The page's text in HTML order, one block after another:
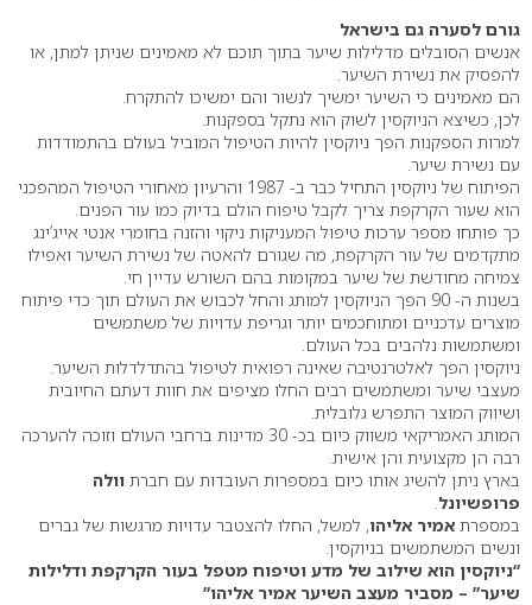
גורם לסערה גם בישראל
אנשים הסובלים מדלילות שיער בתוך תוכם לא מאמינים שניתן למתן, או
להפסיק את נשירת השיער.
הם מאמינים כי השיער ימשיך לנשור והם ימשיכו להתקרח.
לכן, כשיצא הניוקסין לשוק הוא נתקל בספקנות.
למרות הספקנות הפך ניוקסין להיות הטיפול המוביל בעולם בהתמודדות
עם נשירת שיער.
הפיתוח של ניוקסין התחיל כבר ב- 1987 והרעיון מאחורי הטיפול המהפכני
הוא שעור הקרקפת צריך לקבל טיפוח הולם בדיוק כמו עור הפנים.
כך פותחו מספר ערכות טיפול המעניקות ניקוי והזנה בחומרי אנטי אייג’ינג
מתקדמים של עור הקרקפת, מה שגורם להאטה של נשירת השיער ואפילו
צמיחה מחודשת של שיער במקומות בהם השורש עדיין חי.
בשנות ה- 90 הפך הניוקסין למותג והחל לכבוש את העולם תוך כדי פיתוח
מוצרים עדכניים ומתוחכמים יותר וגריפת עדויות של משתמשים
ומשתמשות נלהבים בכל העולם.
ניוקסין הפך לאלטרנטיבה שאינה רפואית לטיפול בהתדלדלות השיער.
מעצבי שיער ומשתמשים רבים החלו מציפים את חוות דעתם החיובית
ושיווק המוצר התפרש גלובלית.
המותג האמריקאי משווק כיום בכ- 30 מדינות ברחבי העולם וזוכה להערכה
רבה הן מקצועית והן אישית.
בארץ ניתן להשיג אותו כיום במספרות העובדות עם חברת וולה
פרופשיונל
במספרת אמיר אליהו, למשל, החלו להצטבר עדויות מרגשות של גברים
ונשים המשתמשים בניוקסין.
“ניוקסין הוא שילוב של מדע וטיפוח מטפל בעור הקרקפת ודלילות
שיער” – מסביר מעצב השיער אמיר אליהו”